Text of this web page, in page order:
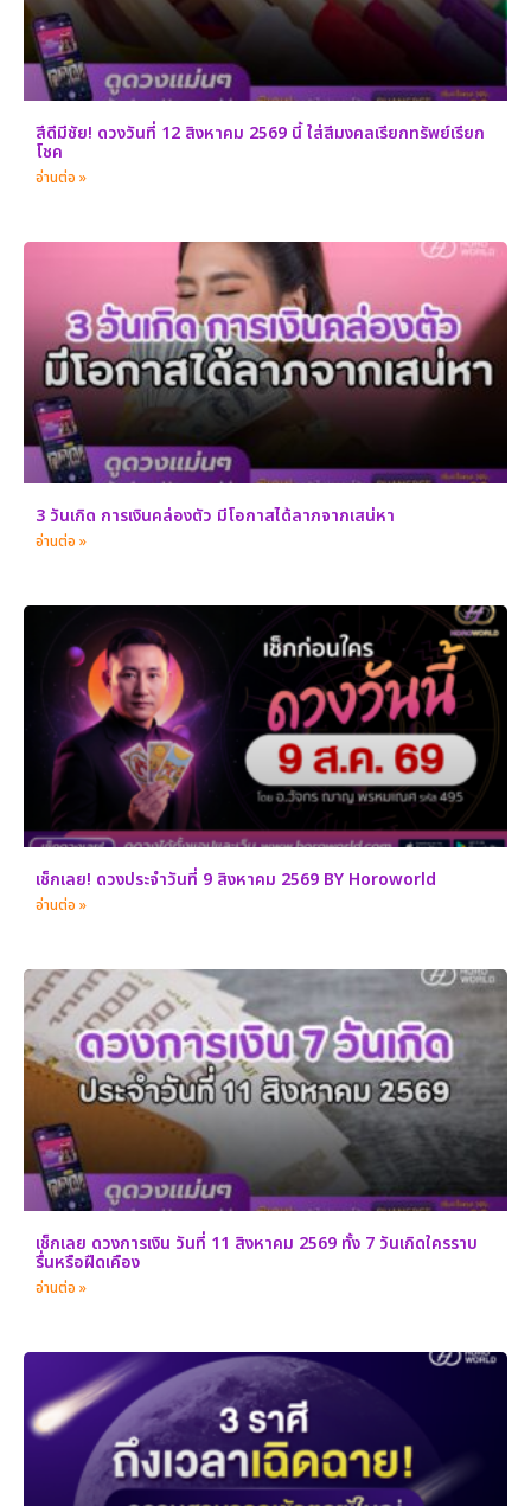
สีดีมีชัย! ดวงวันที่ 12 สิงหาคม 2569 นี้ ใส่สีมงคลเรียกทรัพย์เรียก
โชค
อ่านต่อ »
3 วันเกิด การเงินคล่องตัว มีโอกาสได้ลาภจากเสน่หา
อ่านต่อ »
เช็กเลย! ดวงประจำวันที่ 9 สิงหาคม 2569 BY Horoworld
อ่านต่อ »
เช็กเลย ดวงการเงิน วันที่ 11 สิงหาคม 2569 ทั้ง 7 วันเกิดใครราบ
รื่นหรือฝืดเคือง
อ่านต่อ »